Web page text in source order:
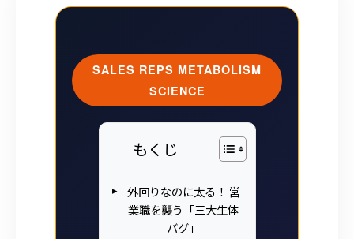
SALES REPS METABOLISM
SCIENCE
もくじ
外回りなのに太る！ 営
業職を襲う「三大生体
バグ」